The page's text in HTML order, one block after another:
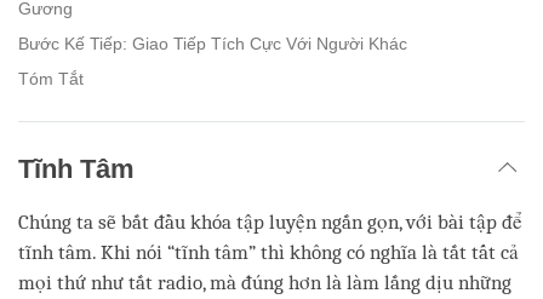
Gương
Bước Kế Tiếp: Giao Tiếp Tích Cực Với Người Khác
Tóm Tắt
Tĩnh Tâm
Chúng ta sẽ bắt đầu khóa tập luyện ngắn gọn, với bài tập để
tĩnh tâm. Khi nói “tĩnh tâm” thì không có nghĩa là tắt tất cả
mọi thứ như tắt radio, mà đúng hơn là làm lắng dịu những